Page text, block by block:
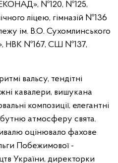
№120, №125,
ліцею, гімназій №136
ім. В.О. Сухомлинського
НВК №167, СШ №137,
вальсу, тендітні
кавалери, вишукана
композиції, елегантні
атмосферу свята.
оцінювало фахове
Побежимової -
України, директорки